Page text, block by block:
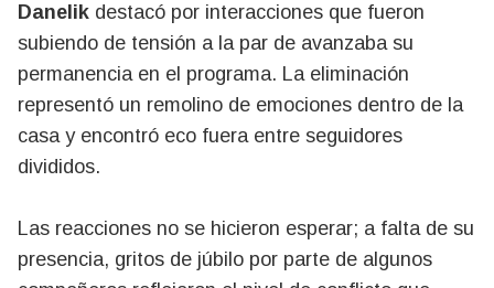
Danelik destacó por interacciones que fueron
subiendo de tensión a la par de avanzaba su
permanencia en el programa. La eliminación
representó un remolino de emociones dentro de la
casa y encontró eco fuera entre seguidores
divididos.
Las reacciones no se hicieron esperar; a falta de su
presencia, gritos de júbilo por parte de algunos